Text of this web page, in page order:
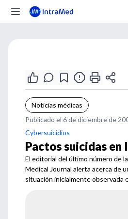
Noticias médicas
Publicado el 6 de diciembre de
Cybersuicidios
Pactos suicidas
El editorial del último número de
Medical Journal alerta acerca de
situación inicialmente observada